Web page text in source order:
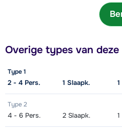
Goud Ski's + Schoenen +
Zilver Ski's + Schoenen +
(8 dagen)
Zilver Ski's + Stokken (8 dagen)
Junior Schoenen (8 dagen)
Zilver Boots (6/7 dagen)
Goud Snowboard + Boots (8
Goud Snowboard (8 dagen)
dagen)
Junior Snowboard (8 dagen)
Junior Boots (8 dagen)
Overige types van
Type 1
2 - 4 Pers. 1 Slaapk. 1
Type 2
4 - 6 Pers. 2 Slaapk. 1